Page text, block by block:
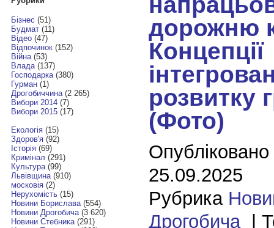
Бізнес (51)
Будмат(11)
Відео(47)
Відпочинок(152)
Війна(53)
Влада(137)
Господарка(380)
Гурман(1)
Дрогобиччина(2 265)
Вибори 2014(7)
Вибори 2015(17)
Екологія(15)
Здоров'я(92)
Історія(69)
Кримінал (291)
Культура(99)
Львівщина(910)
московія(2)
Нерухомість(15)
Новини Борислава(554)
Новини Дрогобича(3 620)
Новини Стебника(291)
дорожню
Концепції
розвитку
(Фото)
25.09.2025
Рубрика
Дрогобича|